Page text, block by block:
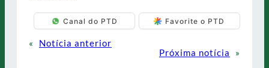
Canal do PTD Favorite o PTD
«
Notícia anterior
Próxima notícia
»